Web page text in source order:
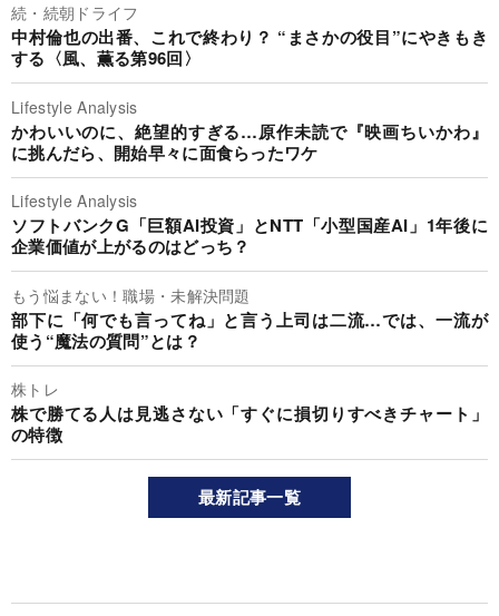
続・続朝ドライフ
中村倫也の出番、これで終わり？ “まさかの役目”にやきもき
する〈風、薫る第96回〉
Lifestyle Analysis
かわいいのに、絶望的すぎる…原作未読で『映画ちいかわ』
に挑んだら、開始早々に面食らったワケ
Lifestyle Analysis
ソフトバンクG「巨額AI投資」とNTT「小型国産AI」1年後に
企業価値が上がるのはどっち？
もう悩まない！職場・未解決問題
部下に「何でも言ってね」と言う上司は二流…では、一流が
使う“魔法の質問”とは？
株トレ
株で勝てる人は見逃さない「すぐに損切りすべきチャート」
の特徴
最新記事一覧